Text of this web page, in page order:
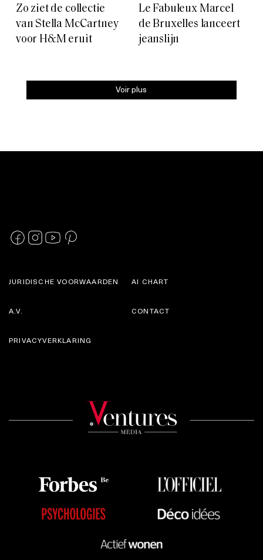
Zo ziet de collectie
van Stella McCartney
voor H&M eruit
Le Fabuleux Marcel
de Bruxelles lanceert
jeanslijn
Voir plus
JURIDISCHE VOORWAARDEN
A.V.
AI CHART
CONTACT
PRIVACYVERKLARING